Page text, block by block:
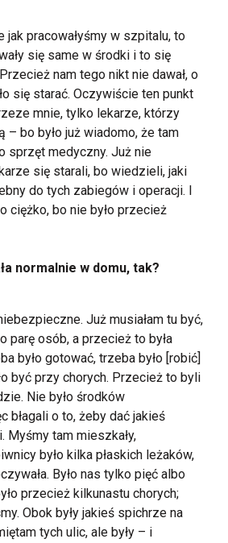
jak pracowałyśmy w szpitalu, to
się same w środki i to się
nam tego nikt nie dawał, o
się starać. Oczywiście ten punkt
mnie, tylko lekarze, którzy
– bo było już wiadomo, że tam
sprzęt medyczny. Już nie
się starali, bo wiedzieli, jaki
do tych zabiegów i operacji. I
ciężko, bo nie było przecież
normalnie w domu, tak?
Już musiałam tu być,
parę osób, a przecież to była
było gotować, trzeba było [robić]
być przy chorych. Przecież to byli
Nie było środków
błagali o to, żeby dać jakieś
Myśmy tam mieszkały,
było kilka płaskich leżaków,
Było nas tylko pięć albo
przecież kilkunastu chorych;
Obok były jakieś spichrze na
tych ulic, ale były – i